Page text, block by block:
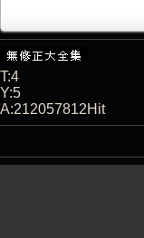
T:4
Y:5
A:212057812Hit